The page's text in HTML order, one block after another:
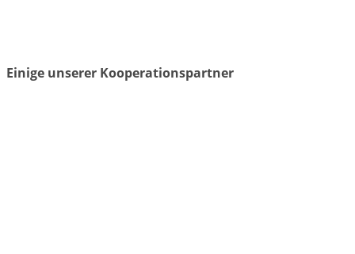
Einige unserer Kooperationspartner